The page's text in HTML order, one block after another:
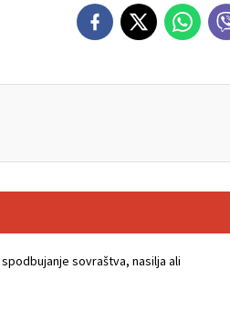
sovraštva, nasilja ali